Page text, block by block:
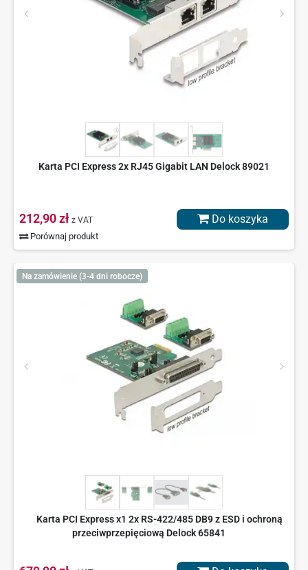
Karta PCI Express 2x RJ45 Gigabit LAN Delock 89021
212,90 zł z VAT
Porównaj produkt
Do koszyka
Na zamówienie (3-4 dni robocze)
Karta PCI Express x1 2x RS-422/485 DB9 z ESD i ochroną
przeciwprzepięciową Delock 65841